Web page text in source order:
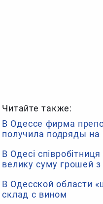
Читайте также:
В Одессе фирма
получила подряды
В Одесі
велику суму грошей
В Одесской области
склад с вином